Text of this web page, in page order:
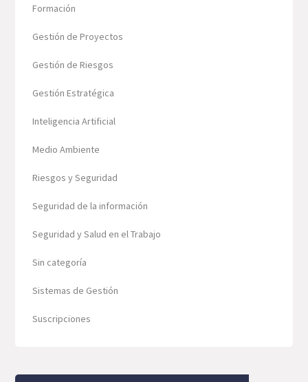
Formación
Gestión de Proyectos
Gestión de Riesgos
Gestión Estratégica
Inteligencia Artificial
Medio Ambiente
Riesgos y Seguridad
Seguridad de la información
Seguridad y Salud en el Trabajo
Sin categoría
Sistemas de Gestión
Suscripciones